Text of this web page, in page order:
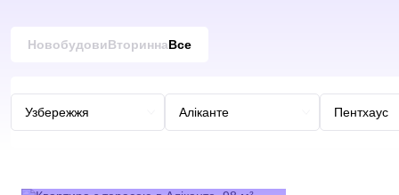
НовобудовиВториннаВсе